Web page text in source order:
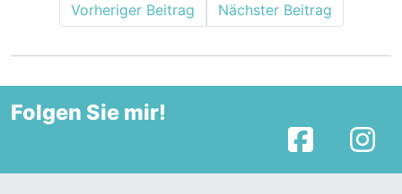
Vorheriger Beitrag Nächster Beitrag
Folgen Sie mir!
Facebook